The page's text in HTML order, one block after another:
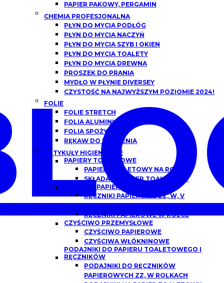
PAPIER PAKOWY, PERGAMIN
CHEMIA PROFESJONALNA
PŁYN DO MYCIA PODŁÓG
PŁYN DO MYCIA NACZYŃ
PŁYN DO MYCIA SZYB I OKIEN
PŁYN DO MYCIA TOALETY
PŁYN DO MYCIA DREWNA
PROSZEK DO PRANIA
MYDŁO W PŁYNIE DIVERSEY
CZYSTOŚĆ NA NAJWYŻSZYM POZIOMIE 2024!
FOLIE
FOLIE STRETCH
FOLIA ALUMINIOWA
FOLIA SPOŻYWCZA
RĘKAW DO PIECZENIA
ARTYKUŁY HIGIENICZNE
PAPIERY TOALETOWE
PAPIER TOALETOWY NA ROLCE
SKŁADANY PAPIER TOALETOWY
RĘCZNIKI PAPIEROWE
RĘCZNIKI PAPIEROWE ZZ, W, V
SKŁADANE
RĘCZNIKI PAPIEROWE W ROLCE
CZYŚCIWO PRZEMYSŁOWE
CZYŚCIWO PAPIEROWE
CZYŚCIWA WŁÓKNINOWE
PODAJNIKI DO PAPIERU TOALETOWEGO I
RĘCZNIKÓW
PODAJNIKI DO RĘCZNIKÓW
PAPIEROWYCH ZZ, W ROLKACH